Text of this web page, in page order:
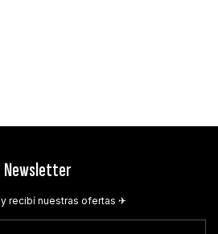
Newsletter
recibí nuestras ofertas ✈︎